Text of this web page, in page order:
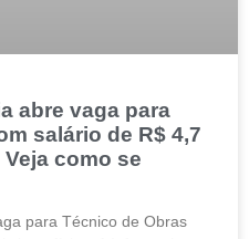
abre vaga para
salário de R$ 4,7
como se
para Técnico de Obras